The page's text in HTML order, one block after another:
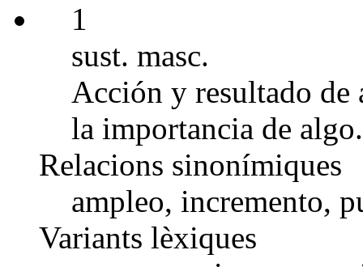
1
sust. masc.
Acción y resultado de
la importancia de algo.
Relacions sinonímiques
ampleo, incremento,
Variants lèxiques